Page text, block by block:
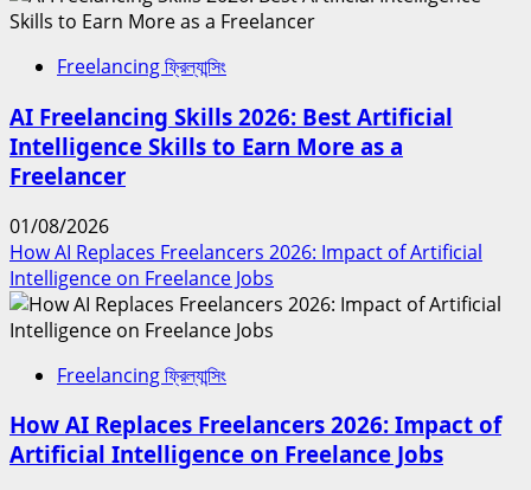
Freelancing ফ্রিল্যান্সিং
AI Freelancing Skills 2026: Best Artificial
Intelligence Skills to Earn More as a
Freelancer
01/08/2026
How AI Replaces Freelancers 2026: Impact of Artificial
Intelligence on Freelance Jobs
Freelancing ফ্রিল্যান্সিং
How AI Replaces Freelancers 2026: Impact of
Artificial Intelligence on Freelance Jobs